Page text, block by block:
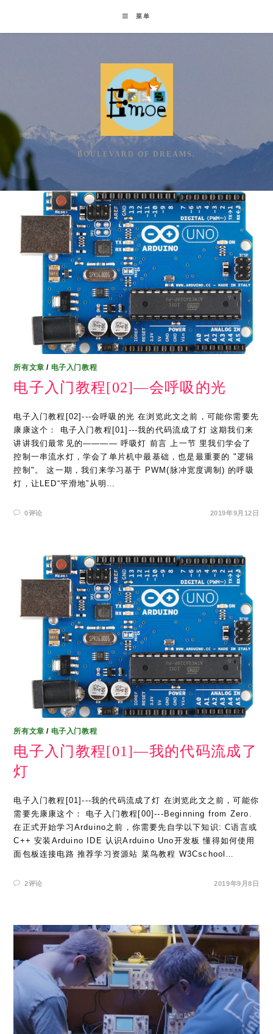
content
菜单
BOULEVARD OF DREAMS.
所有文章 / 电子入门教程
电子入门教程[02]—会呼吸的光
电子入门教程[02]---会呼吸的光 在浏览此文之前，可能你需要先
康康这个： 电子入门教程[01]---我的代码流成了灯 这期我们来
讲讲我们最常见的———— 呼吸灯 前言 上一节 里我们学会了
控制一串流水灯，学会了单片机中最基础，也是最重要的 "逻辑
控制"。 这一期，我们来学习基于 PWM(脉冲宽度调制) 的呼吸
灯，让LED“平滑地”从明…
0评论 2019年9月12日
所有文章 / 电子入门教程
电子入门教程[01]—我的代码流成了
灯
电子入门教程[01]---我的代码流成了灯 在浏览此文之前，可能你
需要先康康这个： 电子入门教程[00]---Beginning from Zero.
在正式开始学习Arduino之前，你需要先自学以下知识: C语言或
C++ 安装Arduino IDE 认识Arduino Uno开发板 懂得如何使用
面包板连接电路 推荐学习资源站 菜鸟教程 W3Cschool…
2评论 2019年9月8日